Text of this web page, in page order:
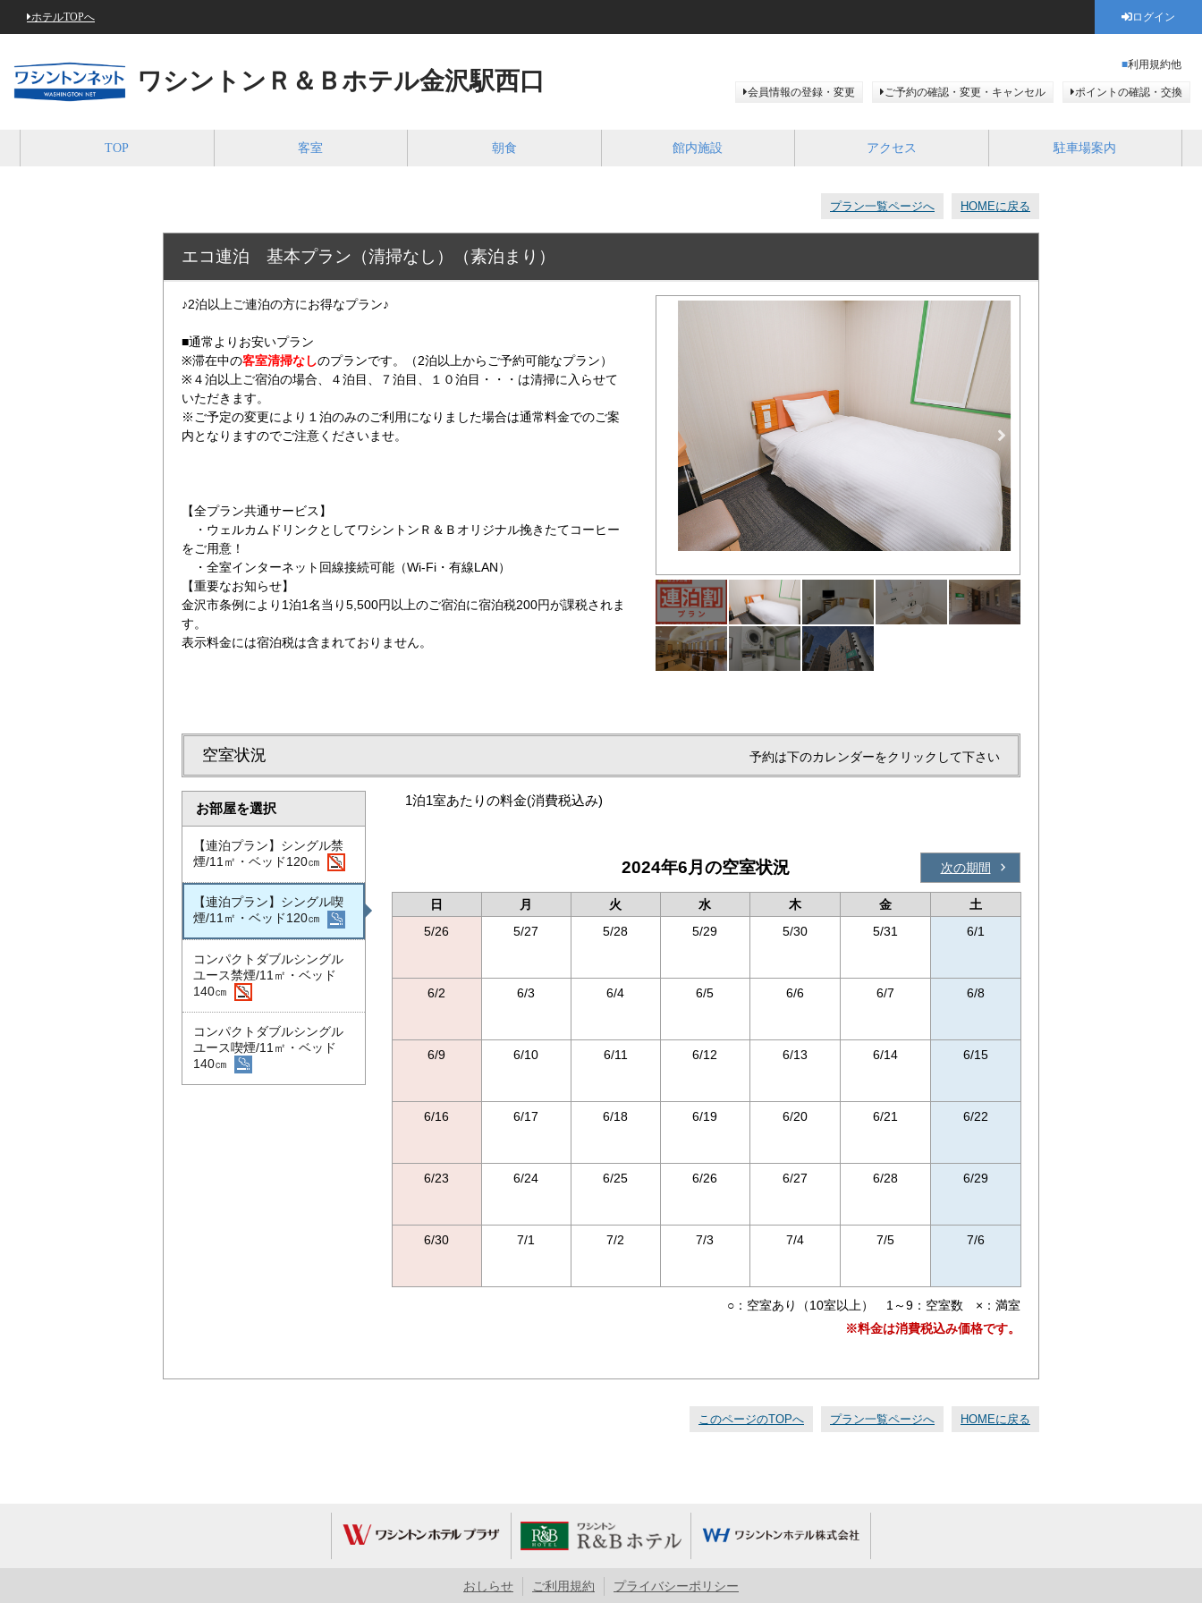
ホテルTOPへ ログイン
ワシントンＲ＆Ｂホテル金沢駅西口
利用規約他
会員情報の登録・変更 ご予約の確認・変更・キャンセル ポイントの確認・交換
TOP 客室 朝食 館内施設 アクセス 駐車場案内
プラン一覧ページへ HOMEに戻る
エコ連泊 基本プラン（清掃なし）（素泊まり）
♪2泊以上ご連泊の方にお得なプラン♪
■通常よりお安いプラン
※滞在中の客室清掃なしのプランです。（2泊以上からご予約可能なプラン）
※４泊以上ご宿泊の場合、４泊目、７泊目、１０泊目・・・は清掃に入らせて
いただきます。
※ご予定の変更により１泊のみのご利用になりました場合は通常料金でのご案
内となりますのでご注意くださいませ。
【全プラン共通サービス】
・ウェルカムドリンクとしてワシントンＲ＆Ｂオリジナル挽きたてコーヒー
をご用意！
・全室インターネット回線接続可能（Wi-Fi・有線LAN）
【重要なお知らせ】
金沢市条例により1泊1名当り5,500円以上のご宿泊に宿泊税200円が課税されま
す。
表示料金には宿泊税は含まれておりません。
2泊以上の宿泊がお得なプラン
空室状況 予約は下のカレンダーをクリックして下さい
お部屋を選択
【連泊プラン】シングル禁
煙/11㎡・ベッド120㎝
【連泊プラン】シングル喫
煙/11㎡・ベッド120㎝
コンパクトダブルシングル
ユース禁煙/11㎡・ベッド
140㎝
コンパクトダブルシングル
ユース喫煙/11㎡・ベッド
140㎝
1泊1室あたりの料金(消費税込み)
2024年6月の空室状況 次の期間
日 月 火 水 木 金
土
5/26
5/27 5/28 5/29 5/30 5/31 6/1
6/2 6/3 6/4 6/5 6/6 6/7 6/8
6/9 6/10 6/11 6/12 6/13 6/14 6/15
6/16 6/17 6/18 6/19 6/20 6/21 6/22
6/23 6/24 6/25 6/26 6/27 6/28 6/29
6/30 7/1 7/2 7/3 7/4 7/5 7/6
○：空室あり（10室以上） 1～9：空室数 ×：満室
※料金は消費税込み価格です。
このページのTOPへ プラン一覧ページへ HOMEに戻る
おしらせ ご利用規約 プライバシーポリシー